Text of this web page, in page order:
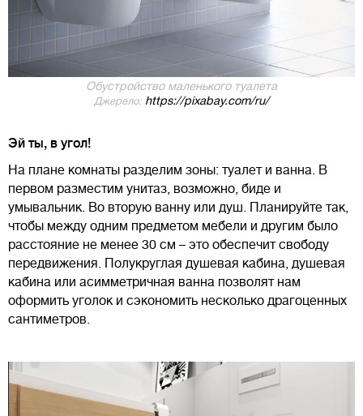
Обустройство маленького туалета
Джерело: https://pixabay.com/ru/
Эй ты, в угол!
На плане комнаты разделим зоны: туалет и ванна. В
первом разместим унитаз, возможно, биде и
умывальник. Во вторую ванну или душ. Планируйте так,
чтобы между одним предметом мебели и другим было
расстояние не менее 30 см – это обеспечит свободу
передвижения. Полукруглая душевая кабина, душевая
кабина или асимметричная ванна позволят нам
оформить уголок и сэкономить несколько драгоценных
сантиметров.